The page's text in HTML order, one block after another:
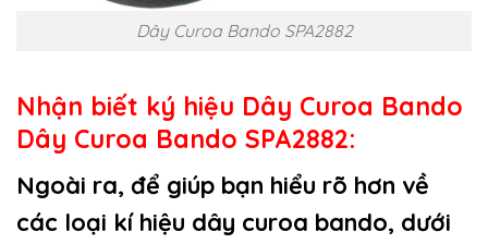
Dây Curoa Bando SPA2882
Nhận biết ký hiệu Dây Curoa Bando
Dây Curoa Bando SPA2882:
Ngoài ra, để giúp bạn hiểu rõ hơn về
các loại kí hiệu dây curoa bando, dưới